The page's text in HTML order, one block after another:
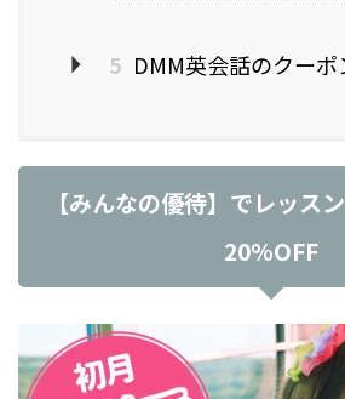
5 DMM英会話のクーポ
【みんなの優待】でレッス
20%OFF